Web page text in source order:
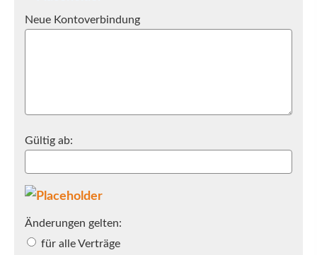
Neue Kontoverbindung
Gültig ab:
Änderungen gelten:
für alle Verträge